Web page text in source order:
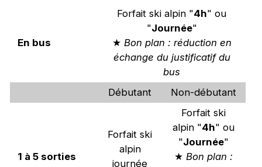
En bus
Forfait ski alpin "4h" ou
"Journée"
★ Bon plan : réduction en
échange du justificatif du
bus
Débutant
Non-débutant
1 à 5 sorties
Forfait ski
alpin
journée
Forfait ski
alpin "4h" ou
"Journée"
★Bon plan :